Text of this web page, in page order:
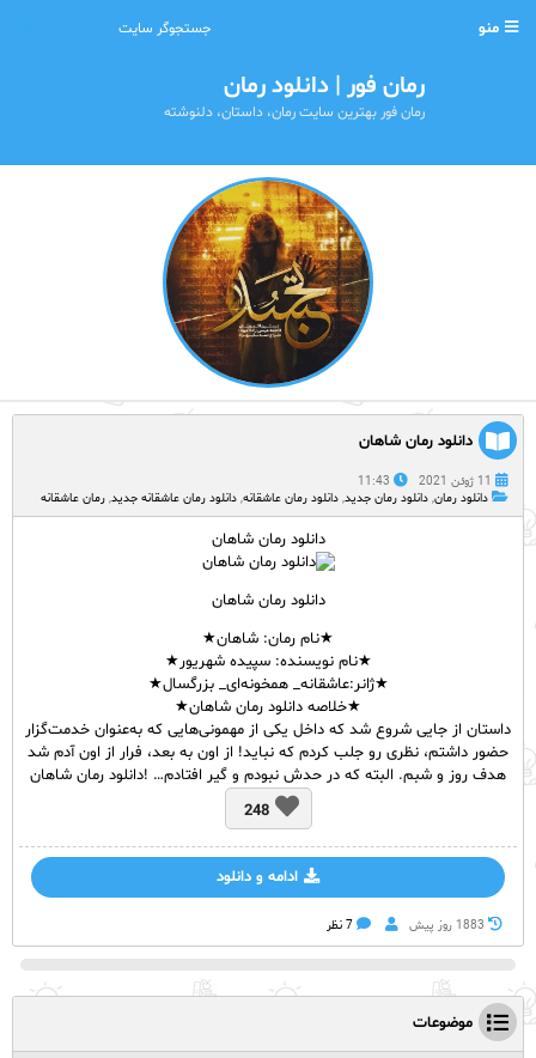
منو
رمان فور | دانلود رمان
رمان فور بهترین سایت رمان، داستان، دلنوشته
دانلود رمان شاهان
11 ژوئن 2021
11:43
دانلود رمان, دانلود رمان جدید, دانلود رمان عاشقانه, دانلود رمان عاشقانه جدید, رمان عاشقانه
دانلود رمان شاهان
دانلود رمان شاهان
★نام رمان: شاهان★
★نام نویسنده: سپیده شهریور★
★ژانر:عاشقانه_ همخونه‌ای_ بزرگسال★
★خلاصه دانلود رمان شاهان★
داستان از جایی شروع شد که داخل یکی از مهمونی‌هایی که به‌عنوان خدمت‌گزار
حضور داشتم، نظری رو جلب کردم که نباید! از اون به بعد، فرار از اون آدم شد
هدف روز و شبم. البته که در حدش نبودم و گیر افتادم… !دانلود رمان شاهان
248
ادامه و دانلود
1883 روز پيش 7 نظر
موضوعات